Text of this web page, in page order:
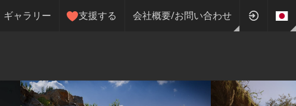
ギャラリー 支援する 会社概要/お問い合わせ